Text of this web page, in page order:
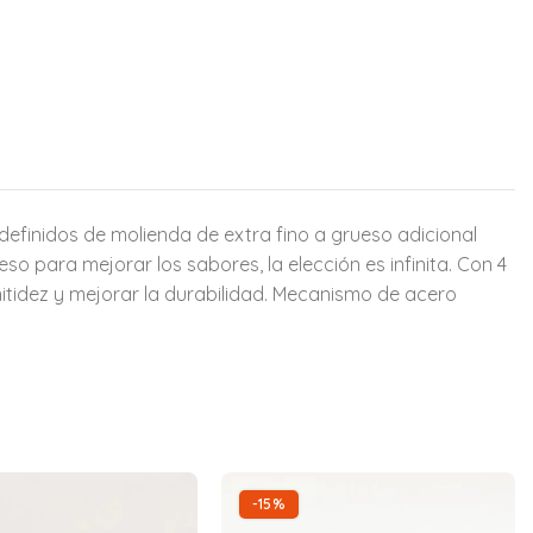
de molienda de extra fino a grueso adicional
para mejorar los sabores, la elección es infinita. Con 4
y mejorar la durabilidad. Mecanismo de acero
-15%